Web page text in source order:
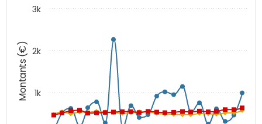
Montants (€) 1k
2k
3k